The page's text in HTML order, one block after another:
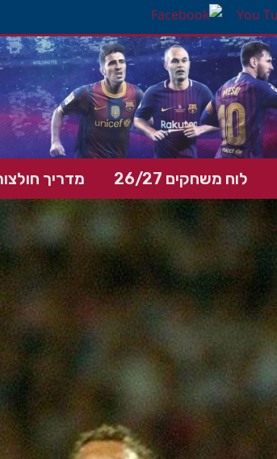
לוח משחקים 26/27 מדריך